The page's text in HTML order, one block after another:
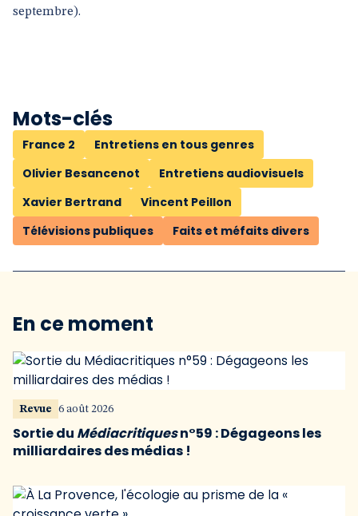
septembre).
Mots-clés
France 2
Entretiens en tous genres
Olivier Besancenot
Entretiens audiovisuels
Xavier Bertrand
Vincent Peillon
Télévisions publiques
Faits et méfaits divers
En ce moment
Revue 6 août 2026
Sortie du Médiacritiquesn°59 : Dégageons les
milliardaires des médias !